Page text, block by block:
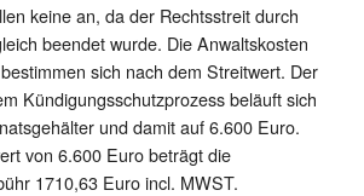
keine an, da der Rechtsstreit durch
beendet wurde. Die Anwaltskosten
sich nach dem Streitwert. Der
Kündigungsschutzprozess beläuft sich
und damit auf 6.600 Euro.
von 6.600 Euro beträgt die
1710,63 Euro incl. MWST.